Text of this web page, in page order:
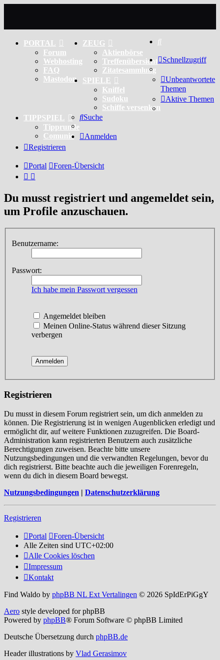
PORTAL
Forum
Webhosting
FAQ
Mastodon
ZEUG
Aktienbörse
Treffenübersicht
Zitatesammlung
SPIELE
Kniffel
Sudoku
Schiffe versenken
TIPPSPIEL
Tipprunde
Comunio
Schnellzugriff
Unbeantwortete
Themen
Aktive Themen
Suche
Anmelden
Registrieren
Portal Foren-Übersicht
Du musst registriert und angemeldet sein,
um Profile anzuschauen.
Benutzername:
Passwort:
Ich habe mein Passwort vergessen
Angemeldet bleiben
Meinen Online-Status während dieser Sitzung
verbergen
Registrieren
Du musst in diesem Forum registriert sein, um dich anmelden zu
können. Die Registrierung ist in wenigen Augenblicken erledigt und
ermöglicht dir, auf weitere Funktionen zuzugreifen. Die Board-
Administration kann registrierten Benutzern auch zusätzliche
Berechtigungen zuweisen. Beachte bitte unsere
Nutzungsbedingungen und die verwandten Regelungen, bevor du
dich registrierst. Bitte beachte auch die jeweiligen Forenregeln,
wenn du dich in diesem Board bewegst.
Nutzungsbedingungen | Datenschutzerklärung
Registrieren
Portal
Foren-Übersicht
Alle Zeiten sind UTC+02:00
Alle Cookies löschen
Impressum
Kontakt
Find Waldo by phpBB NL Ext Vertalingen © 2026 SpIdErPiGgY
Aero style developed for phpBB
Powered by phpBB® Forum Software © phpBB Limited
Deutsche Übersetzung durch phpBB.de
Header illustrations by Vlad Gerasimov